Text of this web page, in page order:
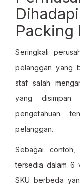
Packing
Seringkali
pelanggan yang
staf salah
yang
pengetahuan
pelanggan.
Sebagai
tersedia dalam 6
SKU berbeda